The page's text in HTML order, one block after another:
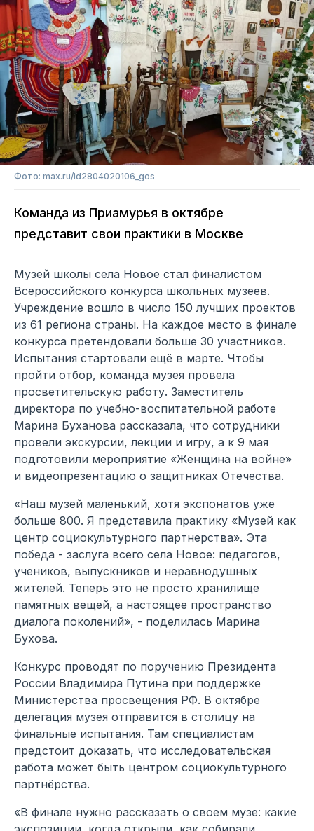
Фото: max.ru/id2804020106_gos
Команда из Приамурья в октябре
представит свои практики в Москве
Музей школы села Новое стал финалистом
Всероссийского конкурса школьных музеев.
Учреждение вошло в число 150 лучших проектов
из 61 региона страны. На каждое место в финале
конкурса претендовали больше 30 участников.
Испытания стартовали ещё в марте. Чтобы
пройти отбор, команда музея провела
просветительскую работу. Заместитель
директора по учебно-воспитательной работе
Марина Буханова рассказала, что сотрудники
провели экскурсии, лекции и игру, а к 9 мая
подготовили мероприятие «Женщина на войне»
и видеопрезентацию о защитниках Отечества.
«Наш музей маленький, хотя экспонатов уже
больше 800. Я представила практику «Музей как
центр социокультурного партнерства». Эта
победа - заслуга всего села Новое: педагогов,
учеников, выпускников и неравнодушных
жителей. Теперь это не просто хранилище
памятных вещей, а настоящее пространство
диалога поколений», - поделилась Марина
Бухова.
Конкурс проводят по поручению Президента
России Владимира Путина при поддержке
Министерства просвещения РФ. В октябре
делегация музея отправится в столицу на
финальные испытания. Там специалистам
предстоит доказать, что исследовательская
работа может быть центром социокультурного
партнёрства.
«В финале нужно рассказать о своем музе: какие